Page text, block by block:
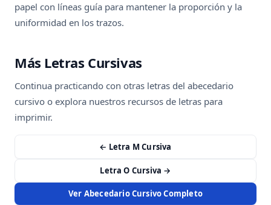
papel con líneas guía para mantener la proporción y la
uniformidad en los trazos.
Más Letras Cursivas
Continua practicando con otras letras del abecedario
cursivo o explora nuestros recursos de letras para
imprimir.
← Letra M Cursiva
Letra O Cursiva →
Ver Abecedario Cursivo Completo